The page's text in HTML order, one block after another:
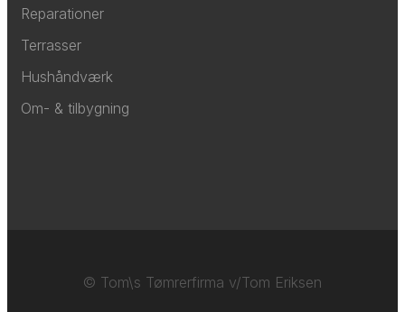
Reparationer
Terrasser
Hushåndværk
Om- & tilbygning
© Tom\s Tømrerfirma v/Tom Eriksen